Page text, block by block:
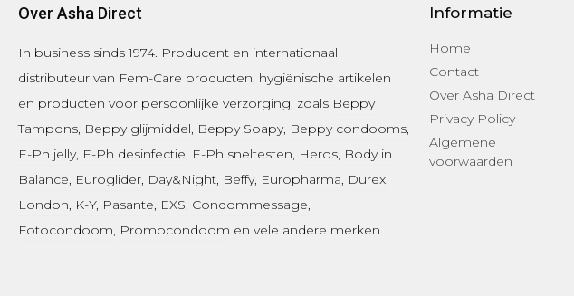
Over Asha Direct
In business sinds 1974. Producent en internationaal
distributeur van Fem-Care producten, hygiënische artikelen
en producten voor persoonlijke verzorging, zoals Beppy
Tampons, Beppy glijmiddel, Beppy Soapy, Beppy condooms,
E-Ph jelly, E-Ph desinfectie, E-Ph sneltesten, Heros, Body in
Balance, Euroglider, Day&Night, Beffy, Europharma, Durex,
London, K-Y, Pasante, EXS, Condommessage,
Fotocondoom, Promocondoom en vele andere merken.
Informatie
Home
Contact
Over Asha Direct
Privacy Policy
Algemene
voorwaarden